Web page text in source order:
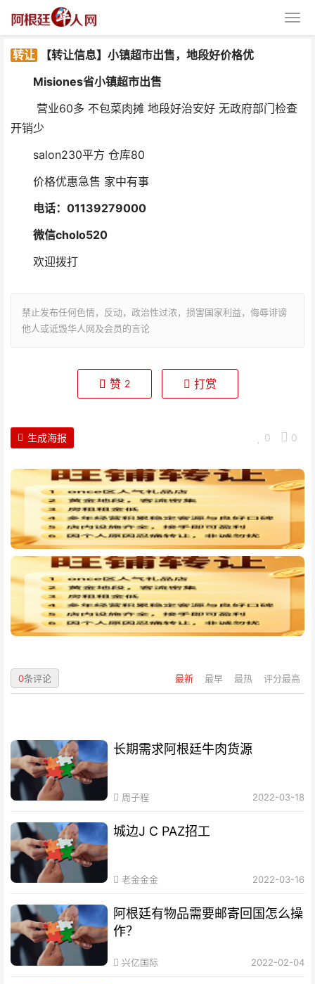
转让
【转让信息】小镇超市出售，地段好价格优
Misiones省小镇超市出售
营业60多 不包菜肉摊 地段好治安好 无政府部门检查
开销少
salon230平方 仓库80
价格优惠️️急售 家中有事
电话：01139279000
微信cholo520
欢迎拨打
禁止发布任何色情，反动，政治性过浓，损害国家利益，侮辱诽谤
他人或诋毁华人网及会员的言论
【转让信息】小镇超市出售，地段
好价格优
赞 2 打赏
0 0
生成海报
最新 最早 最热 评分最高
0条评论
长期需求阿根廷牛肉货源
周子程 2022-03-18
城边J C PAZ招工
老金金金 2022-03-16
阿根廷有物品需要邮寄回国怎么操
作？
兴亿国际 2022-02-04